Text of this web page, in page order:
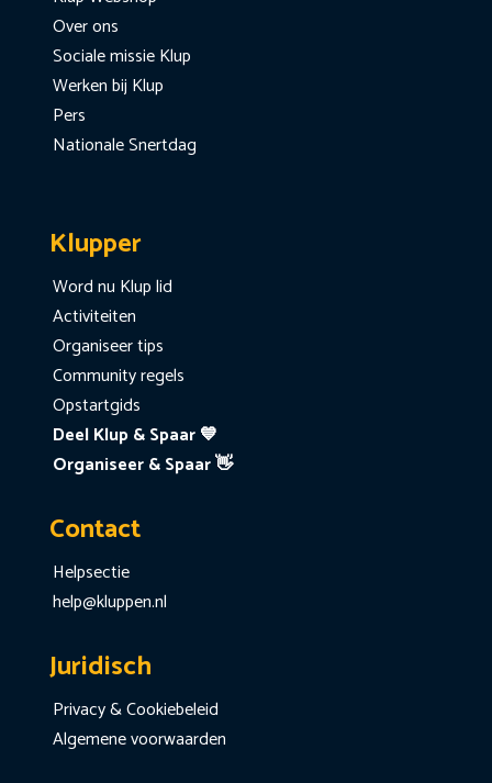
Over ons
Sociale missie Klup
Werken bij Klup
Pers
Nationale Snertdag
Klupper
Word nu Klup lid
Activiteiten
Organiseer tips
Community regels
Opstartgids
Deel Klup & Spaar 💙
Organiseer & Spaar 👋
Contact
Helpsectie
help@kluppen.nl
Juridisch
Privacy & Cookiebeleid
Algemene voorwaarden